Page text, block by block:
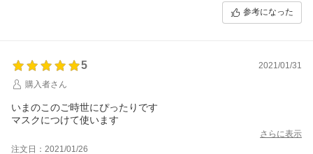
参考になった
5
2021/01/31
購入者さん
いまのこのご時世にぴったりです
マスクにつけて使います
さらに表示
注文日：2021/01/26